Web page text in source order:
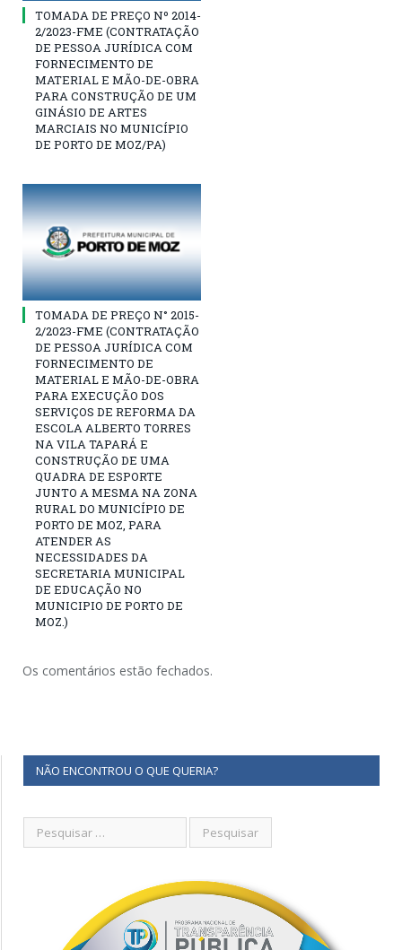
TOMADA DE PREÇO Nº 2014-
2/2023-FME (CONTRATAÇÃO
DE PESSOA JURÍDICA COM
FORNECIMENTO DE
MATERIAL E MÃO-DE-OBRA
PARA CONSTRUÇÃO DE UM
GINÁSIO DE ARTES
MARCIAIS NO MUNICÍPIO
DE PORTO DE MOZ/PA)
TOMADA DE PREÇO N° 2015-
2/2023-FME (CONTRATAÇÃO
DE PESSOA JURÍDICA COM
FORNECIMENTO DE
MATERIAL E MÃO-DE-OBRA
PARA EXECUÇÃO DOS
SERVIÇOS DE REFORMA DA
ESCOLA ALBERTO TORRES
NA VILA TAPARÁ E
CONSTRUÇÃO DE UMA
QUADRA DE ESPORTE
JUNTO A MESMA NA ZONA
RURAL DO MUNICÍPIO DE
PORTO DE MOZ, PARA
ATENDER AS
NECESSIDADES DA
SECRETARIA MUNICIPAL
DE EDUCAÇÃO NO
MUNICIPIO DE PORTO DE
MOZ.)
Os comentários estão fechados.
NÃO ENCONTROU O QUE QUERIA?